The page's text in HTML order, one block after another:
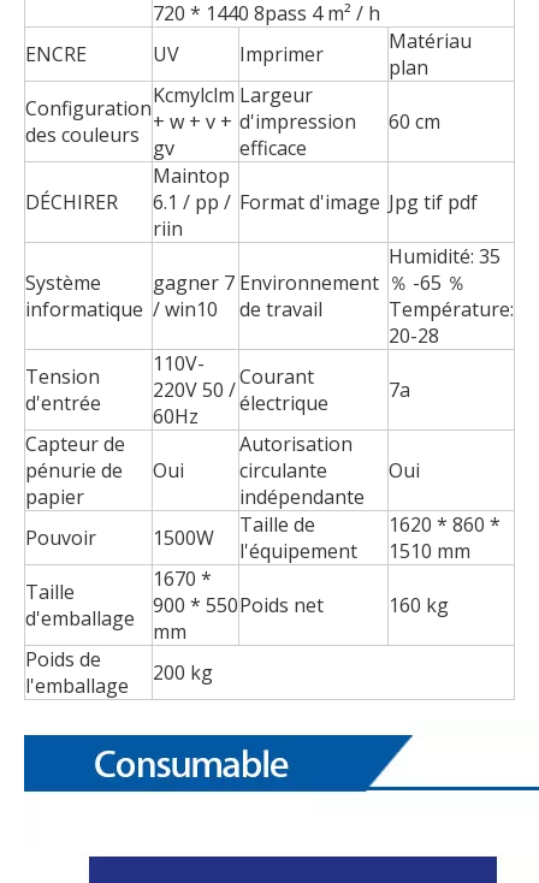
720 * 1440 8pass 4 m² / h
ENCRE
UV Imprimer
Matériau
plan
Configuration
des couleurs
Kcmylclm
+ w + v +
gv
Largeur
d'impression
efficace
60 cm
DÉCHIRER
Maintop
6.1 / pp /
riin
Format d'image Jpg tif pdf
Système
informatique
gagner 7
/ win10
Environnement
de travail
Humidité: 35
％ -65 ％
Température:
20-28
Tension
d'entrée
110V-
220V 50 /
60Hz
Courant
électrique
7a
Capteur de
pénurie de
papier
Oui
Autorisation
circulante
indépendante
Oui
Pouvoir 1500W
Taille de
l'équipement
1620 * 860 *
1510 mm
Taille
d'emballage
1670 *
900 * 550
mm
Poids net 160 kg
Poids de
l'emballage
200 kg